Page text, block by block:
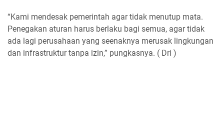
“Kami mendesak pemerintah agar tidak menutup mata.
Penegakan aturan harus berlaku bagi semua, agar tidak
ada lagi perusahaan yang seenaknya merusak lingkungan
dan infrastruktur tanpa izin,” pungkasnya. ( Dri )